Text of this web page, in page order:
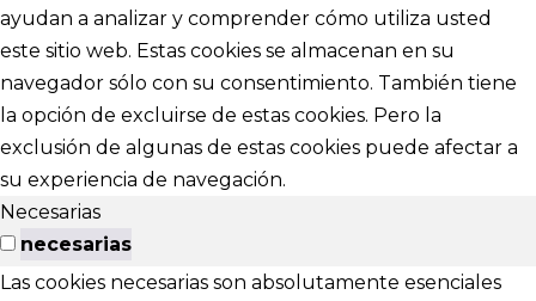
ayudan a analizar y comprender cómo utiliza usted
este sitio web. Estas cookies se almacenan en su
navegador sólo con su consentimiento. También tiene
la opción de excluirse de estas cookies. Pero la
exclusión de algunas de estas cookies puede afectar a
su experiencia de navegación.
Necesarias
necesarias
Las cookies necesarias son absolutamente esenciales